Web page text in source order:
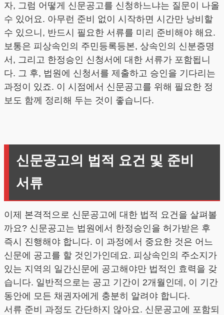
자, 그럼 어떻게 신문공고를 신청하느냐는 질문이 나올
수 있어요. 아무런 준비 없이 시작하면 시간만 낭비할
수 있으니, 반드시 필요한 서류를 미리 준비해야 해요.
보통은 피상속인의 주민등록등본, 상속인의 신분증명
서, 그리고 한정승인 신청서에 대한 서류가 포함됩니
다. 그 후, 법원에 신청서를 제출하고 승인을 기다리는
과정이 있죠. 이 시점에서 신문공고를 위해 필요한 정
보도 함께 정리해 두는 것이 좋습니다.
신문공고의 법적 요건 및 준비
서류
이제 본격적으로 신문공고에 대한 법적 요건을 살펴볼
까요? 신문공고는 법원에서 한정승인을 허가받은 후
즉시 진행해야 합니다. 이 과정에서 중요한 것은 어느
신문에 공고를 할 것인가인데요. 피상속인의 주소지가
있는 지역의 일간신문에 공고해야만 법적인 효력을 갖
습니다. 일반적으로는 공고 기간이 2개월인데, 이 기간
동안에 모든 채권자에게 충분히 알려야 합니다.
서류 준비 과정도 간단하지 않아요. 신문공고에 포함되